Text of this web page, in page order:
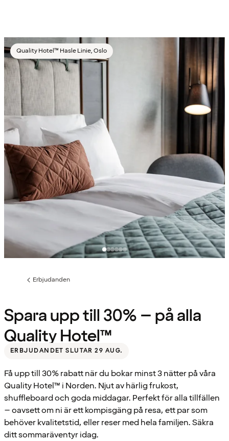
Quality Hotel™ Hasle Linie, Oslo
Föregående
Erbjudanden
Spara upp till 30% – på alla
Quality Hotel™
ERBJUDANDET SLUTAR 29 AUG.
Få upp till 30% rabatt när du bokar minst 3 nätter på våra
Quality Hotel™ i Norden. Njut av härlig frukost,
shuffleboard och goda middagar. Perfekt för alla tillfällen
– oavsett om ni är ett kompisgäng på resa, ett par som
behöver kvalitetstid, eller reser med hela familjen. Säkra
ditt sommaräventyr idag.